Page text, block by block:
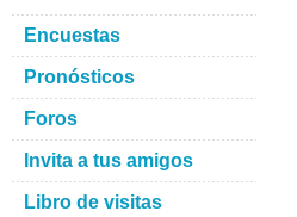
Encuestas
Pronósticos
Foros
Invita a tus amigos
Libro de visitas